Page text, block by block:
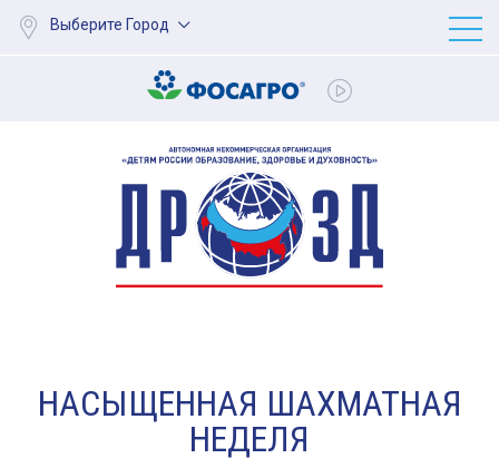
Выберите Город
НАСЫЩЕННАЯ ШАХМАТНАЯ
НЕДЕЛЯ